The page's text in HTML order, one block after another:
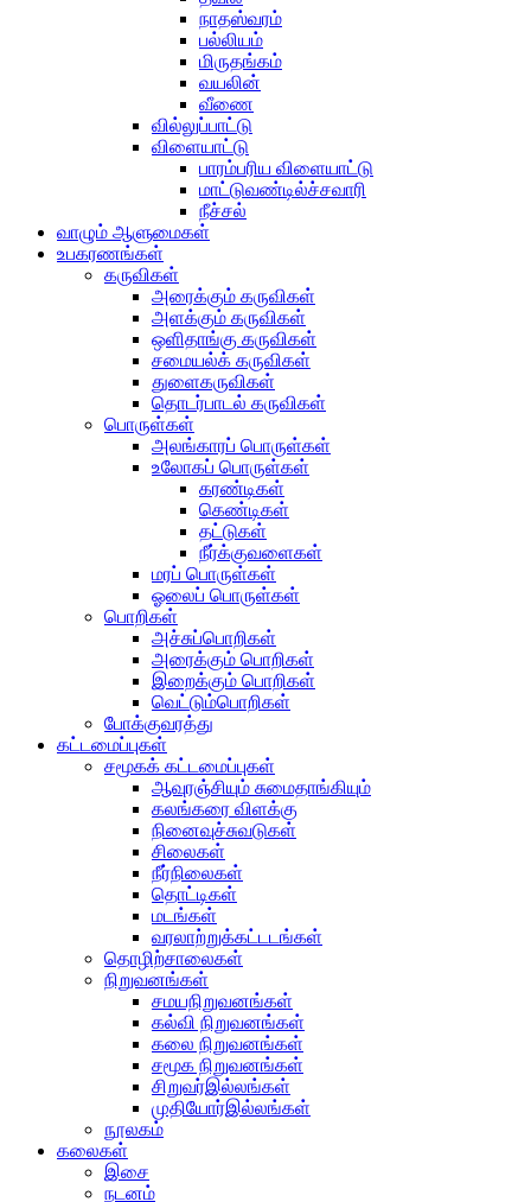
நாதஸ்வரம்
பல்லியம்
மிருதங்கம்
வயலின்
வீணை
வில்லுப்பாட்டு
விளையாட்டு
பாரம்பரிய விளையாட்டு
மாட்டுவண்டில்ச்சவாரி
நீச்சல்
வாழும் ஆளுமைகள்
உபகரணங்கள்
கருவிகள்
அரைக்கும் கருவிகள்
அளக்கும் கருவிகள்
ஒளிதாங்கு கருவிகள்
சமையல்க் கருவிகள்
துளைகருவிகள்
தொடர்பாடல் கருவிகள்
பொருள்கள்
அலங்காரப் பொருள்கள்
உலோகப் பொருள்கள்
கரண்டிகள்
கெண்டிகள்
தட்டுகள்
நீர்க்குவளைகள்
மரப் பொருள்கள்
ஓலைப் பொருள்கள்
பொறிகள்
அச்சுப்பொறிகள்
அரைக்கும் பொறிகள்
இறைக்கும் பொறிகள்
வெட்டும்பொறிகள்
போக்குவரத்து
கட்டமைப்புகள்
சமூகக் கட்டமைப்புகள்
ஆவுரஞ்சியும் சுமைதாங்கியும்
கலங்கரை விளக்கு
நினைவுச்சுவடுகள்
சிலைகள்
நீர்நிலைகள்
தொட்டிகள்
மடங்கள்
வரலாற்றுக்கட்டடங்கள்
தொழிற்சாலைகள்
நிறுவனங்கள்
சமயநிறுவனங்கள்
கல்வி நிறுவனங்கள்
கலை நிறுவனங்கள்
சமூக நிறுவனங்கள்
சிறுவர்இல்லங்கள்
முதியோர்இல்லங்கள்
நூலகம்
கலைகள்
இசை
நடனம்